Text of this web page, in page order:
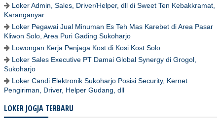
Loker Admin, Sales, Driver/Helper, dll di Sweet Ten Kebakkramat,
Karanganyar
Loker Pegawai Jual Minuman Es Teh Mas Karebet di Area Pasar
Kliwon Solo, Area Puri Gading Sukoharjo
Lowongan Kerja Penjaga Kost di Kosi Kost Solo
Loker Sales Executive PT Damai Global Synergy di Grogol,
Sukoharjo
Loker Candi Elektronik Sukoharjo Posisi Security, Kernet
Pengiriman, Driver, Helper Gudang, dll
LOKER JOGJA TERBARU